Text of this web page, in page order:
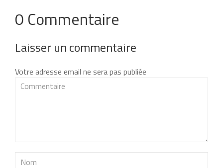
0 Commentaire
Laisser un commentaire
Votre adresse email ne sera pas publiée